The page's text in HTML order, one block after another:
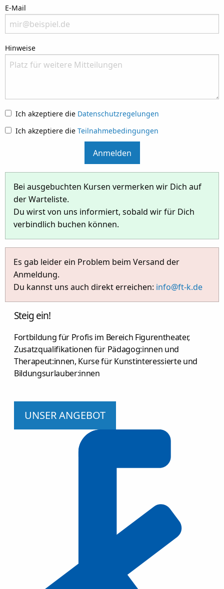
E-Mail
Hinweise
Please let us know what we can do to assist you.
Ich akzeptiere die Datenschutzregelungen
Ich akzeptiere die Teilnahmebedingungen
Anmelden
Bei ausgebuchten Kursen vermerken wir Dich auf
der Warteliste.
Du wirst von uns informiert, sobald wir für Dich
verbindlich buchen können.
Es gab leider ein Problem beim Versand der
Anmeldung.
Du kannst uns auch direkt erreichen: info@ft-k.de
Steig ein!
Fortbildung für Profis im Bereich Figurentheater,
Zusatzqualifikationen für Pädagog:innen und
Therapeut:innen, Kurse für Kunstinteressierte und
Bildungsurlauber:innen
UNSER ANGEBOT